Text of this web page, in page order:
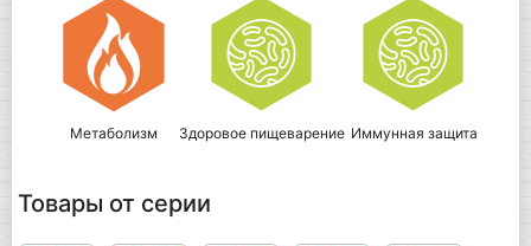
Метаболизм Здоровое пищеварение Иммунная защита
Товары от серии